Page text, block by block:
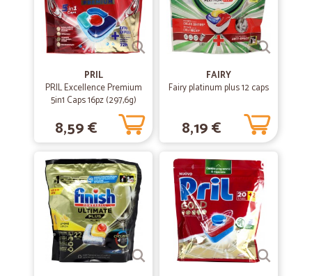
trovare tutto.
PRIL
PRIL Excellence Premium
5in1 Caps 16pz (297,6g)
8,59 €
FAIRY
Fairy platinum plus 12 caps
8,19 €